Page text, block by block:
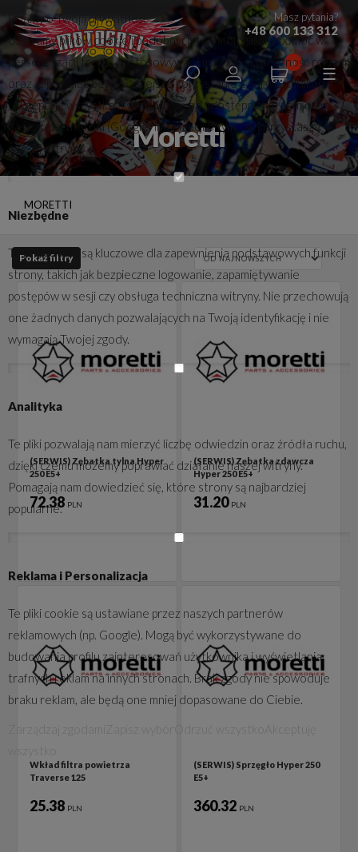
Masz pytania?
+48 600 133 312
0
Moretti
MORETTI
Pokaż filtry
(SERWIS) Zębatka tylna Hyper
250 E5+
72.38 PLN
(SERWIS) Zębatka zdawcza
Hyper 250 E5+
31.20 PLN
Wkład filtra powietrza
Traverse 125
25.38 PLN
(SERWIS) Sprzęgło Hyper 250
E5+
360.32 PLN
Dbamy o Twoją prywatność
Używamy plików cookie i podobnych technologii, aby pomóc w
personalizacji treści, dostosowywać i mierzyć skuteczność reklam
oraz zapewniać bezpieczniejsze korzystanie z serwisu. Klikając
„Akceptuję wszystko”, zgadzasz się na udostępnianie nam oraz
naszym partnerom (Google) informacji o tym, jak korzystasz z
naszej witryny.
Niezbędne
Te pliki cookie są kluczowe dla zapewnienia podstawowych funkcji
strony, takich jak bezpieczne logowanie, zapamiętywanie
postępów w sesji czy obsługa techniczna witryny. Nie przechowują
one żadnych danych pozwalających na Twoją identyfikację i nie
wymagają Twojej zgody.
Analityka
Te pliki pozwalają nam mierzyć liczbę odwiedzin oraz źródła ruchu,
dzięki czemu możemy poprawiać działanie naszej witryny.
Pomagają nam dowiedzieć się, które strony są najbardziej
popularne.
Reklama i Personalizacja
Te pliki cookie są ustawiane przez naszych partnerów
reklamowych (np. Google). Mogą być wykorzystywane do
budowania profilu zainteresowań użytkownika i wyświetlania
trafnych reklam na innych stronach. Brak zgody nie spowoduje
braku reklam, ale będą one mniej dopasowane do Ciebie.
Zarządzaj zgodami